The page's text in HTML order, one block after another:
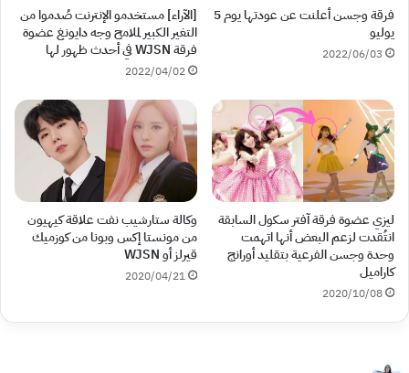
فرقة وجسن أعلنت عن عودتها يوم 5
يوليو
2022/06/03
[الآراء] مستخدمو الإنترنت صُدموا من
التغير الكبير لملامح وجه دايونغ عضوة
فرقة WJSN في أحدث ظهور لها
2022/04/02
ليزي عضوة فرقة آفتر سكول السابقة
انتُقدت لزعم البعض أنها اتهمت
وحدة وجسن الفرعية بتقليد أورانج
كاراميل
2020/10/08
وكالة ستارشيب نفت علاقة كيهيون
من مونستا إكس وبونا من كوزميك
قيرلز أو WJSN
2020/04/21